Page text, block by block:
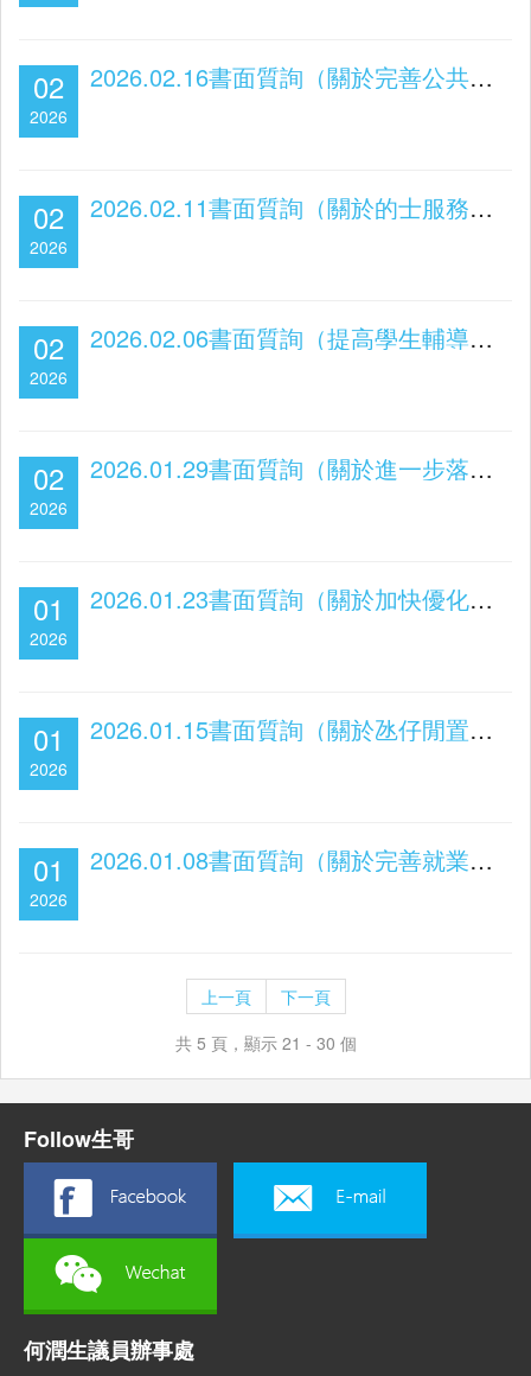
02
2026
2026.02.16書面質詢（關於完善公共巴士服務及站點配套）
02
2026
2026.02.11書面質詢（關於的士服務優化及未來規劃）
02
2026
2026.02.06書面質詢（提高學生輔導員隊伍穩定性）
02
2026
2026.01.29書面質詢（關於進一步落實“健康城市”建設）
01
2026
2026.01.23書面質詢（關於加快優化居民意見收集及處理機制）
01
2026
2026.01.15書面質詢（關於氹仔閒置地的規劃和利用）
01
2026
2026.01.08書面質詢（關於完善就業和產業的統計體系）
上一頁
下一頁
共 5 頁，顯示 21 - 30 個
Follow生哥
何潤生議員辦事處